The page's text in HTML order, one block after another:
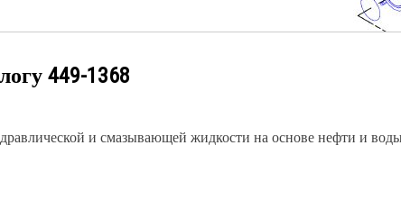
449-1368
и смазывающей жидкости на основе нефти и